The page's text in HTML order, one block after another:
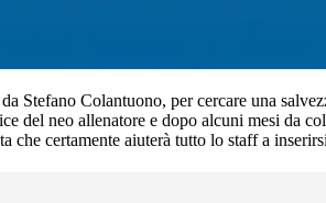
Stefano Colantuono, per cercare una
del neo allenatore e dopo alcuni mesi da
che certamente aiuterà tutto lo staff a